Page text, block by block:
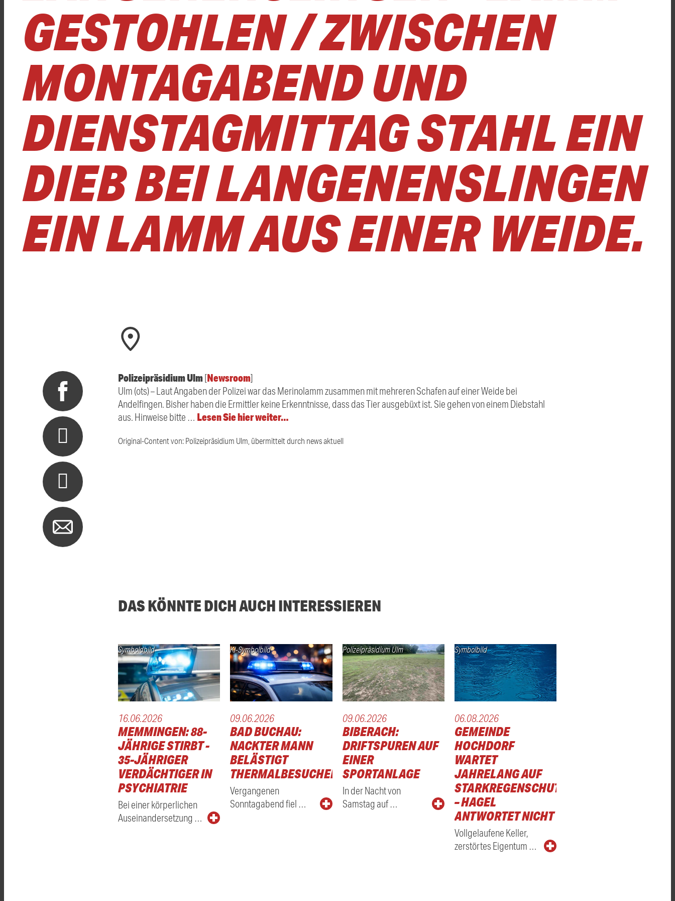
GESTOHLEN / ZWISCHEN
MONTAGABEND UND
DIENSTAGMITTAG STAHL EIN
DIEB BEI LANGENENSLINGEN
EIN LAMM AUS EINER WEIDE.
Polizeipräsidium Ulm[Newsroom]
Ulm (ots) – Laut Angaben der Polizei war das Merinolamm zusammen mit mehreren Schafen auf einer Weide bei
Andelfingen. Bisher haben die Ermittler keine Erkenntnisse, dass das Tier ausgebüxt ist. Sie gehen von einem Diebstahl
aus. Hinweise bitte … Lesen Sie hier weiter…
Original-Content von: Polizeipräsidium Ulm, übermittelt durch news aktuell
DAS KÖNNTE DICH AUCH INTERESSIEREN
Symboldbild
16.06.2026
MEMMINGEN: 88-
JÄHRIGE STIRBT -
35-JÄHRIGER
VERDÄCHTIGER IN
PSYCHIATRIE
Bei einer körperlichen
Auseinandersetzung …
KI-Symbolbild
09.06.2026
BAD BUCHAU:
NACKTER MANN
BELÄSTIGT
THERMALBESUCHER
Vergangenen
Sonntagabend fiel …
Polizeipräsidium Ulm
09.06.2026
BIBERACH:
DRIFTSPUREN AUF
EINER
SPORTANLAGE
In der Nacht von
Samstag auf …
Symbolbild
06.08.2026
GEMEINDE
HOCHDORF
WARTET
JAHRELANG AUF
STARKREGENSCHUTZ
– HAGEL
ANTWORTET NICHT
Vollgelaufene Keller,
zerstörtes Eigentum …